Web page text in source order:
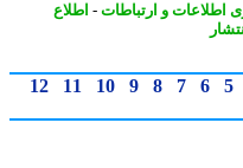
و ارتباطات-اطلاع
6
7
8
9
10
11
12